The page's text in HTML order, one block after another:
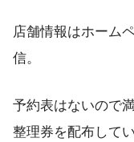
店舗情報はホーム
信。
予約表はないので
整理券を配布して